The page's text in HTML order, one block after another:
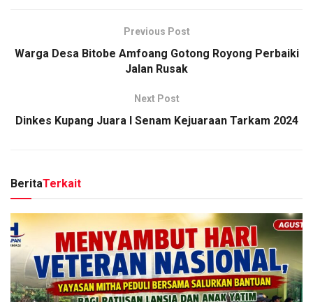
Previous Post
Warga Desa Bitobe Amfoang Gotong Royong Perbaiki
Jalan Rusak
Next Post
Dinkes Kupang Juara I Senam Kejuaraan Tarkam 2024
BeritaTerkait